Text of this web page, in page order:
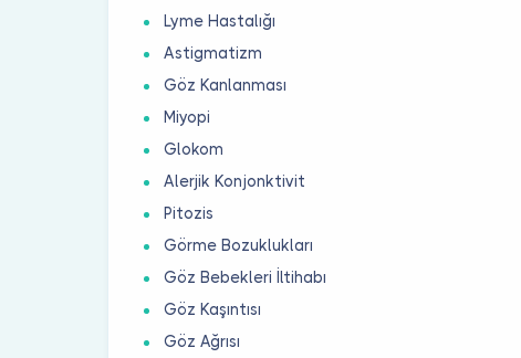
Lyme Hastalığı
Astigmatizm
Göz Kanlanması
Miyopi
Glokom
Alerjik Konjonktivit
Pitozis
Görme Bozuklukları
Göz Bebekleri İltihabı
Göz Kaşıntısı
Göz Ağrısı